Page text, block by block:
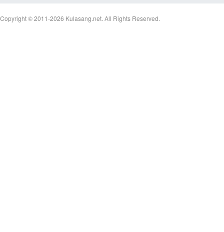
Copyright © 2011-2026 Kulasang.net. All Rights Reserved.